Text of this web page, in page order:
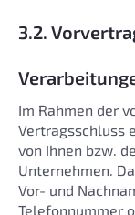
3.2.
Im Rahmen der
Vertragsschluss
von Ihnen bzw.
Unternehmen.
Vor- und
Telefonnummer